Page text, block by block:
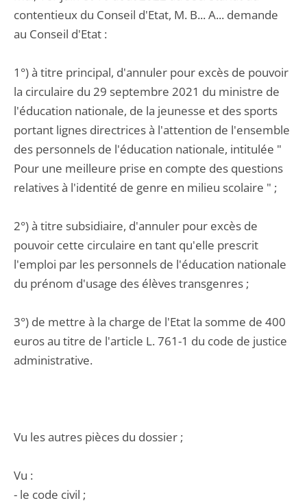
contentieux du Conseil d'Etat, M. B... A... demande
au Conseil d'Etat :
1°) à titre principal, d'annuler pour excès de pouvoir
la circulaire du 29 septembre 2021 du ministre de
l'éducation nationale, de la jeunesse et des sports
portant lignes directrices à l'attention de l'ensemble
des personnels de l'éducation nationale, intitulée "
Pour une meilleure prise en compte des questions
relatives à l'identité de genre en milieu scolaire " ;
2°) à titre subsidiaire, d'annuler pour excès de
pouvoir cette circulaire en tant qu'elle prescrit
l'emploi par les personnels de l'éducation nationale
du prénom d'usage des élèves transgenres ;
3°) de mettre à la charge de l'Etat la somme de 400
euros au titre de l'article L. 761-1 du code de justice
administrative.
Vu les autres pièces du dossier ;
Vu :
- le code civil ;